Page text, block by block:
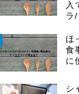
入
ラ
ほ
食
に
シ